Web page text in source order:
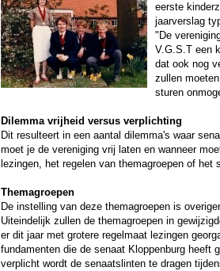
eerste
jaarverslag
"De
V.G.S.T een
dat ook nog
zullen
sturen
Dilemma vrijheid versus verplichting
Dit resulteert in een aantal dilemma's waar
moet je de vereniging vrij laten en wanneer
lezingen, het regelen van themagroepen of
Themagroepen
De instelling van deze themagroepen is
Uiteindelijk zullen de themagroepen in
er dit jaar met grotere regelmaat lezingen
fundamenten die de senaat Kloppenburg heeft
verplicht wordt de senaatslinten te dragen